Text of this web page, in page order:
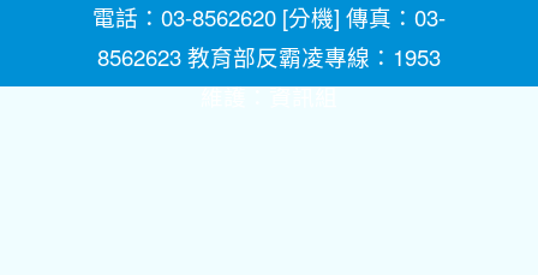
電話：03-8562620 [分機] 傳真：03-
8562623 教育部反霸凌專線：1953
維護：資訊組